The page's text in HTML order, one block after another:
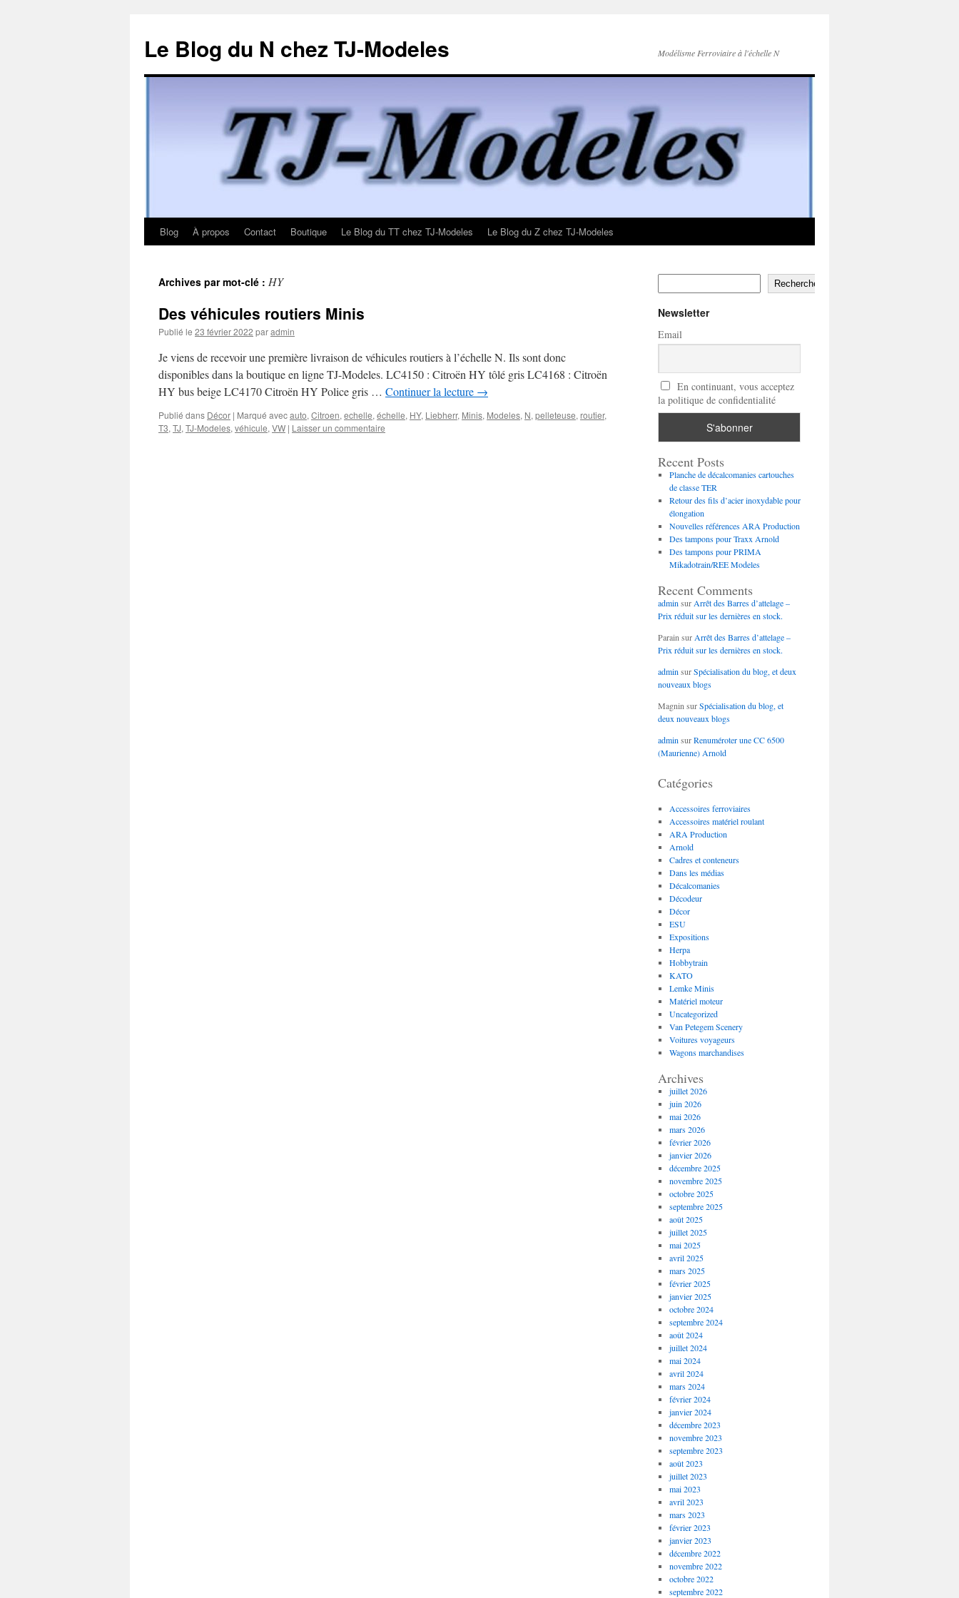
Le Blog du N chez TJ-Modeles Modélisme Ferroviaire à l'échelle N
Aller
contenu
Blog À propos Contact Boutique Le Blog du TT chez TJ-Modeles Le Blog du Z chez TJ-Modeles
Archives par mot-clé : HY
Des véhicules routiers Minis
Publié le 23 février 2022 paradmin
Je viens de recevoir une première livraison de véhicules routiers à l’échelle N. Ils sont donc
disponibles dans la boutique en ligne TJ-Modeles. LC4150 : Citroën HY tôlé gris LC4168 : Citroën
HY bus beige LC4170 Citroën HY Police gris … Continuer la lecture →
Publié dans Décor | Marqué avecauto, Citroen, echelle, échelle, HY, Liebherr, Minis, Modeles, N, pelleteuse, routier,
T3, TJ, TJ-Modeles, véhicule, VW | Laisser un commentaire
Rechercher
Newsletter
Email
En continuant, vous acceptez
la politique de confidentialité
Recent Posts
Planche de décalcomanies cartouches
de classe TER
Retour des fils d’acier inoxydable pour
élongation
Nouvelles références ARA Production
Des tampons pour Traxx Arnold
Des tampons pour PRIMA
Mikadotrain/REE Modeles
Recent Comments
adminsurArrêt des Barres d’attelage –
Prix réduit sur les dernières en stock.
ParainsurArrêt des Barres d’attelage –
Prix réduit sur les dernières en stock.
adminsurSpécialisation du blog, et deux
nouveaux blogs
MagninsurSpécialisation du blog, et
deux nouveaux blogs
adminsurRenuméroter une CC 6500
(Maurienne) Arnold
Catégories
Accessoires ferroviaires
Accessoires matériel roulant
ARA Production
Arnold
Cadres et conteneurs
Dans les médias
Décalcomanies
Décodeur
Décor
ESU
Expositions
Herpa
Hobbytrain
KATO
Lemke Minis
Matériel moteur
Uncategorized
Van Petegem Scenery
Voitures voyageurs
Wagons marchandises
Archives
juillet 2026
juin 2026
mai 2026
mars 2026
février 2026
janvier 2026
décembre 2025
novembre 2025
octobre 2025
septembre 2025
août 2025
juillet 2025
mai 2025
avril 2025
mars 2025
février 2025
janvier 2025
octobre 2024
septembre 2024
août 2024
juillet 2024
mai 2024
avril 2024
mars 2024
février 2024
janvier 2024
décembre 2023
novembre 2023
septembre 2023
août 2023
juillet 2023
mai 2023
avril 2023
mars 2023
février 2023
janvier 2023
décembre 2022
novembre 2022
octobre 2022
septembre 2022